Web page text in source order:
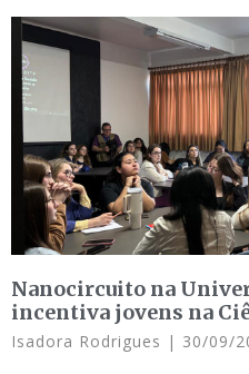
Nanocircuito na
incentiva jovens na
Isadora Rodrigues 30/09/